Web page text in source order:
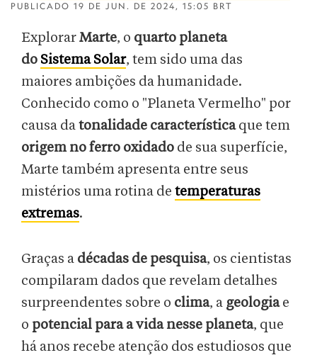
PUBLICADO 19 DE JUN. DE 2024, 15:05 BRT
ExplorarMarte, o quarto planeta
do Sistema Solar, tem sido uma das
maiores ambições da humanidade.
Conhecido como o "Planeta Vermelho" por
causa datonalidade característicaque tem
origem no ferro oxidado de sua superfície,
Marte também apresenta entre seus
mistérios uma rotina de temperaturas
extremas.
Graças a décadas de pesquisa, os cientistas
compilaram dados que revelam detalhes
surpreendentes sobre o clima, a geologiae
o potencial para a vida nesse planeta, que
há anos recebe atenção dos estudiosos que